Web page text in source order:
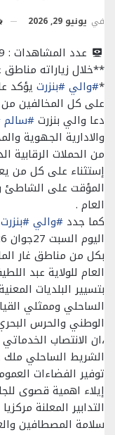
في يونيو 29, 2026
عدد المشاهدات :
**خلال زياراته
*#والي#بنزرت يؤكد
على كل المخالفين
دعا والي بنزرت#سالم
والادارية الجهوية
من الحملات الرقابية
إستثناء على كل من
المؤقت على الشاطئ
العام .
كما جدد #والي#بنزرت
بكل من مناطق غار
العام للولاية عبد
بتسيير البلديات
الساحلي وممثلي
الوطني والحرس
،ان الانتصاب
الشريط الساحلي ملك
توفير الفضاءات
إيلاء اهمية قصوى
التدابير المعلنة
سلامة المصطافين